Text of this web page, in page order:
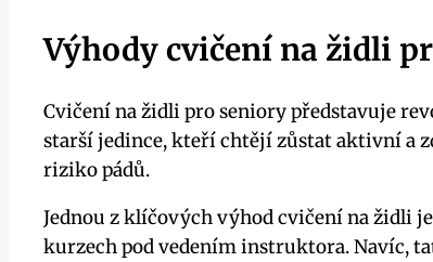
Výhody cvičení na židli
Cvičení na židli pro seniory představuje
starší jedince, kteří chtějí zůstat aktivní a
riziko pádů.
Jednou z klíčových výhod cvičení na židli
kurzech pod vedením instruktora. Navíc,